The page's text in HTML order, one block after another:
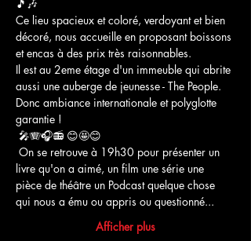
🎵🎶
Ce lieu spacieux et coloré, verdoyant et bien
décoré, nous accueille en proposant boissons
et encas à des prix très raisonnables.
Il est au 2eme étage d'un immeuble qui abrite
aussi une auberge de jeunesse - The People.
Donc ambiance internationale et polyglotte
garantie !
🎤🪗🎧📻 😊🤩😊
On se retrouve à 19h30 pour présenter un
livre qu'on a aimé, un film une série une
pièce de théâtre un Podcast quelque chose
qui nous a ému ou appris ou questionné...
Afficher plus